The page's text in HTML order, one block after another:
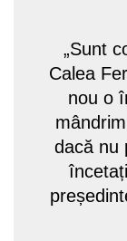
„Sunt
Calea
nou o
dacă nu